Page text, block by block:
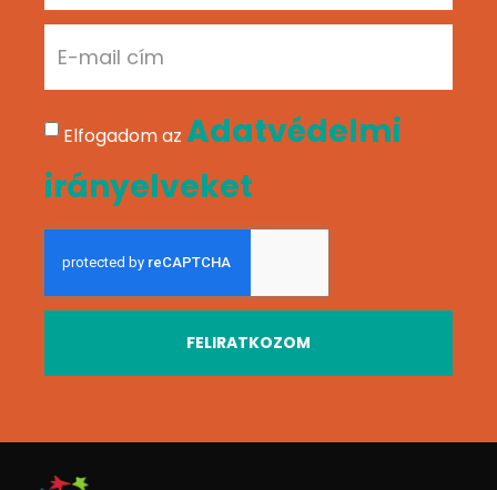
Elfogadom az Adatvédelmi
irányelveket
FELIRATKOZOM